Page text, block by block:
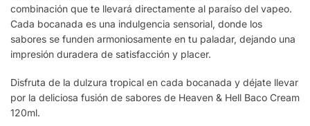
combinación que te llevará directamente al paraíso del vapeo.
Cada bocanada es una indulgencia sensorial, donde los
sabores se funden armoniosamente en tu paladar, dejando una
impresión duradera de satisfacción y placer.
Disfruta de la dulzura tropical en cada bocanada y déjate llevar
por la deliciosa fusión de sabores de Heaven & Hell Baco Cream
120ml.